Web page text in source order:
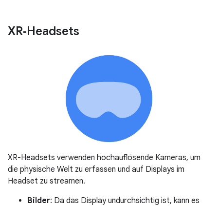
XR‑Headsets
XR-Headsets verwenden hochauflösende Kameras, um
die physische Welt zu erfassen und auf Displays im
Headset zu streamen.
Bilder: Da das Display undurchsichtig ist, kann es